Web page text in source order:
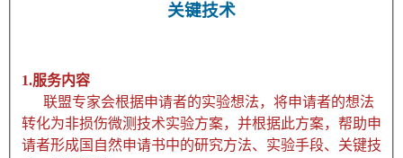
关键技术
1.服务内容
联盟专家会根据申请者的实验想法，将申请者的想法
转化为非损伤微测技术实验方案，并根据此方案，帮助申
请者形成国自然申请书中的研究方法、实验手段、关键技